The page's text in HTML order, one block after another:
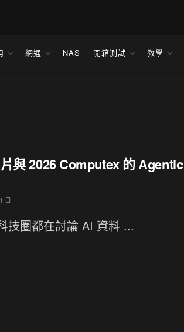
網通 NAS 開箱測試 教學
與 2026 Computex 的 Agentic
日
技圈都在討論 AI 資料 ...